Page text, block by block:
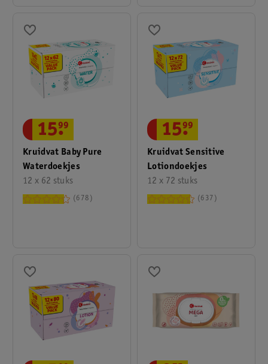
Kruidvat Baby Pure
Waterdoekjes
12 x 62 stuks
15.
99
678
Kruidvat Sensitive
Lotiondoekjes
12 x 72 stuks
15.
99
637